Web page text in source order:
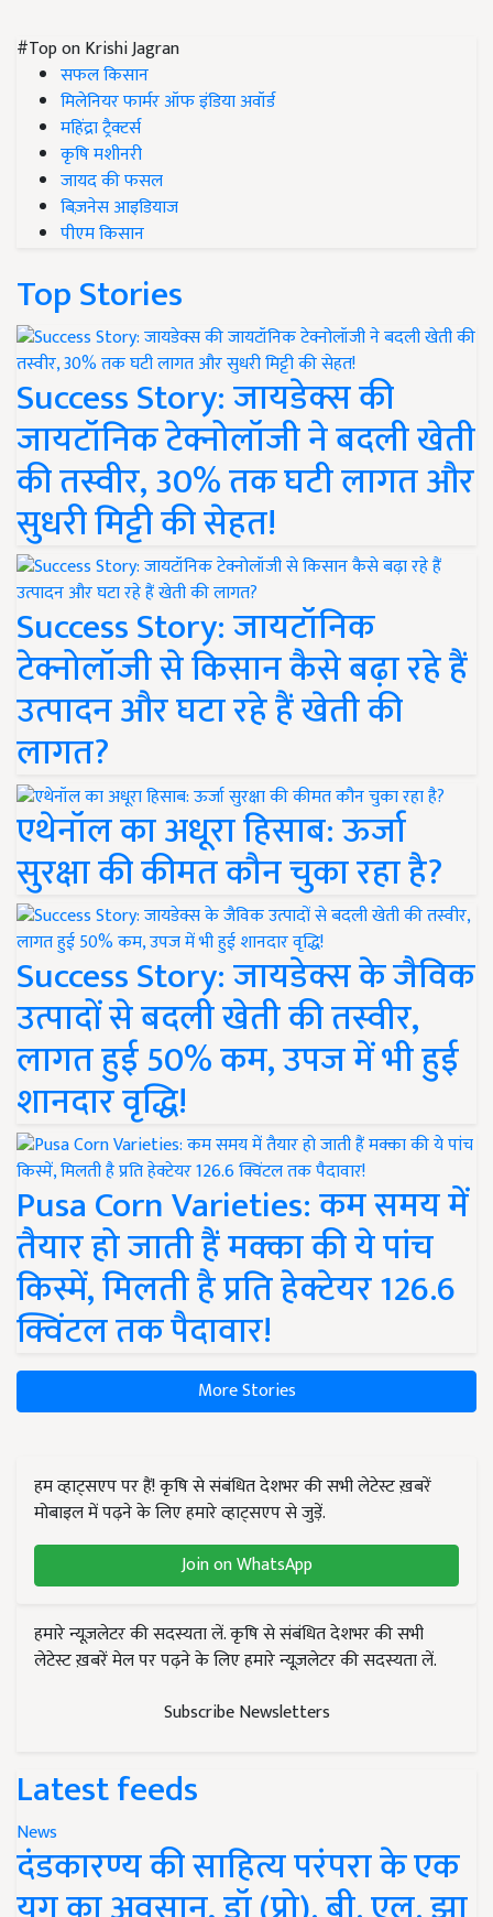
#Top on Krishi Jagran
सफल किसान
मिलेनियर फार्मर ऑफ इंडिया अवॉर्ड
महिंद्रा ट्रैक्टर्स
कृषि मशीनरी
जायद की फसल
बिज़नेस आइडियाज
पीएम किसान
Top Stories
Success Story: जायडेक्स की
जायटॉनिक टेक्नोलॉजी ने बदली खेती
की तस्वीर, 30% तक घटी लागत और
सुधरी मिट्टी की सेहत!
Success Story: जायटॉनिक
टेक्नोलॉजी से किसान कैसे बढ़ा रहे हैं
उत्पादन और घटा रहे हैं खेती की
लागत?
एथेनॉल का अधूरा हिसाब: ऊर्जा
सुरक्षा की कीमत कौन चुका रहा है?
Success Story: जायडेक्स के जैविक
उत्पादों से बदली खेती की तस्वीर,
लागत हुई 50% कम, उपज में भी हुई
शानदार वृद्धि!
Pusa Corn Varieties: कम समय में
तैयार हो जाती हैं मक्का की ये पांच
किस्में, मिलती है प्रति हेक्टेयर 126.6
क्विंटल तक पैदावार!
More Stories
हम व्हाट्सएप पर हैं! कृषि से संबंधित देशभर की सभी लेटेस्ट ख़बरें
मोबाइल में पढ़ने के लिए हमारे व्हाट्सएप से जुड़ें.
Join on WhatsApp
हमारे न्यूज़लेटर की सदस्यता लें. कृषि से संबंधित देशभर की सभी
लेटेस्ट ख़बरें मेल पर पढ़ने के लिए हमारे न्यूज़लेटर की सदस्यता लें.
Subscribe Newsletters
Latest feeds
News
दंडकारण्य की साहित्य परंपरा के एक